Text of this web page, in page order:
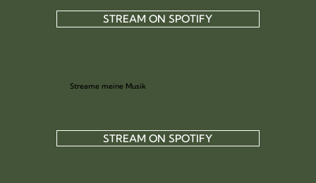
STREAM ON SPOTIFY
Streame meine Musik
STREAM ON SPOTIFY